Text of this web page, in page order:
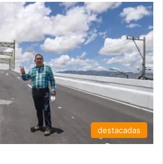
destacadas